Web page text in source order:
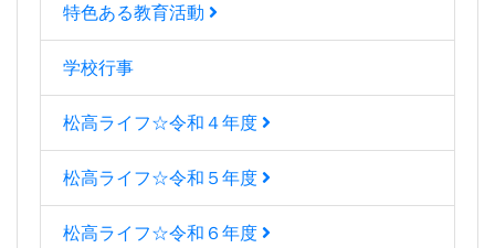
特色ある教育活動
学校行事
松高ライフ☆令和４年度
松高ライフ☆令和５年度
松高ライフ☆令和６年度